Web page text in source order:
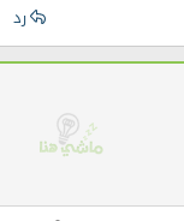
رد